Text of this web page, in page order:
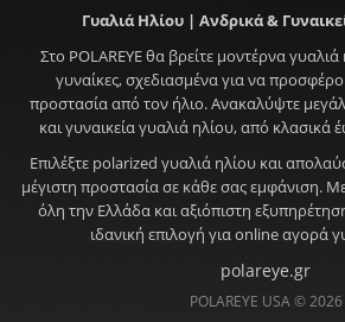
Γυαλιά Ηλίου | Ανδρικά &
Στο POLAREYE θα βρείτε μοντέρνα
γυναίκες, σχεδιασμένα για να
προστασία από τον ήλιο. Ανακαλύψτε
και γυναικεία γυαλιά ηλίου, από κλασικά
Επιλέξτε polarized γυαλιά ηλίου και
μέγιστη προστασία σε κάθε σας εμφάνιση.
όλη την Ελλάδα και αξιόπιστη
ιδανική επιλογή για online αγορά
polareye.gr
POLAREYE USA © 2026